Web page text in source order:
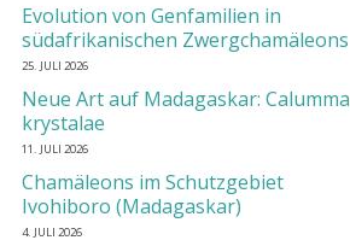
Evolution von Genfamilien in
südafrikanischen Zwergchamäleons
25. JULI 2026
Neue Art auf Madagaskar: Calumma
krystalae
11. JULI 2026
Chamäleons im Schutzgebiet
Ivohiboro (Madagaskar)
4. JULI 2026